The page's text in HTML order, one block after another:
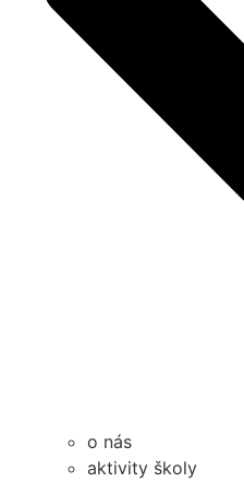
o nás
aktivity školy